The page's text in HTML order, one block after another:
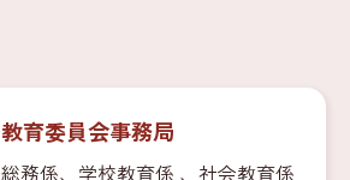
教育委員会事務局
総務係、学校教育係 、社会教育係